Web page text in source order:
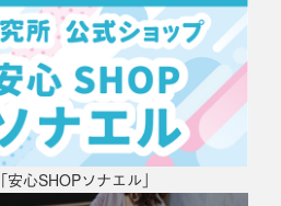
心SHOPソナエル」